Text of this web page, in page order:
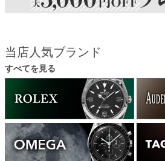
当店人気ブランド
すべてを見る